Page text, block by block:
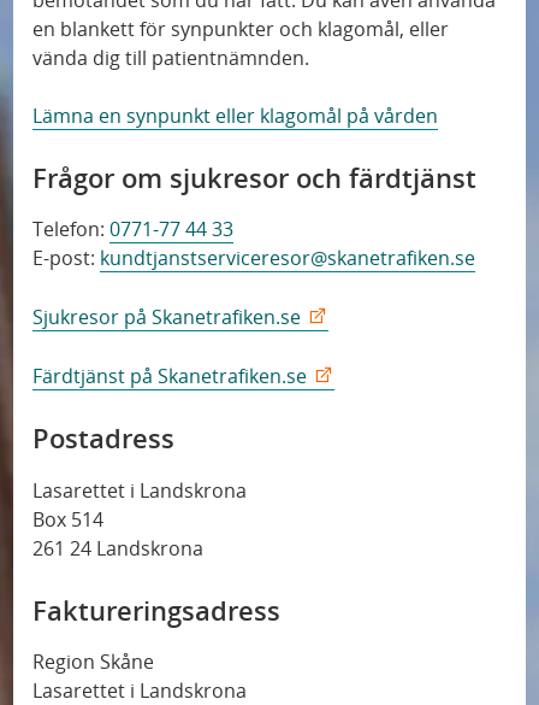
en blankett för synpunkter och klagomål, eller
vända dig till patientnämnden.
Lämna en synpunkt eller klagomål på vården
Frågor om sjukresor och färdtjänst
Telefon:0771-77 44 33
E-post: kundtjanstserviceresor@skanetrafiken.se
Sjukresor på Skanetrafiken.se
Färdtjänst på Skanetrafiken.se
Postadress
Lasarettet i Landskrona
Box 514
261 24 Landskrona
Faktureringsadress
Region Skåne
Lasarettet i Landskrona